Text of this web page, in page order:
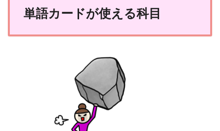
単語カードが使える科目